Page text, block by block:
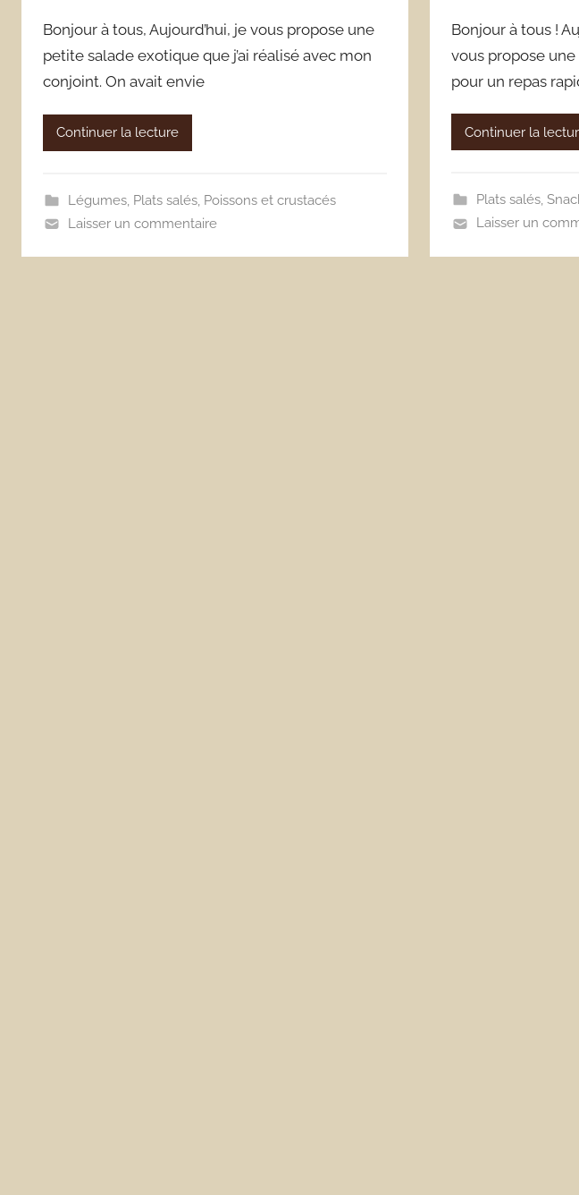
Bonjour à tous, Aujourd’hui, je vous propose une
petite salade exotique que j’ai réalisé avec mon
conjoint. On avait envie
Continuer la lecture
Légumes, Plats salés, Poissons et crustacés
Laisser un commentaire
Bonjour à tous !
vous propose
pour un repas
Continuer la
Plats salés,
Laisser un